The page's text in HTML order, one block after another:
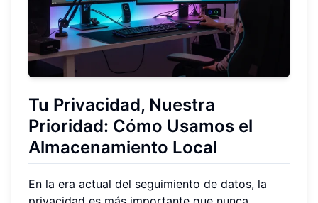
Tu Privacidad, Nuestra
Prioridad: Cómo Usamos el
Almacenamiento Local
En la era actual del seguimiento de datos, la